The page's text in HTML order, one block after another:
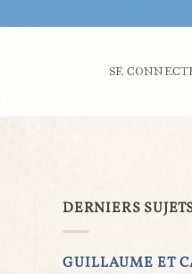
SE
DERNIERS
GUILLAUME ET